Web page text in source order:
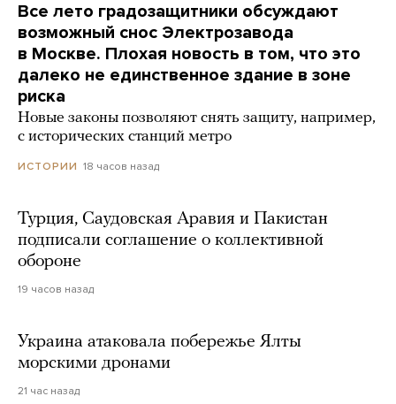
Все лето градозащитники обсуждают
возможный снос Электрозавода
в Москве. Плохая новость в том, что это
далеко не единственное здание в зоне
риска
Новые законы позволяют снять защиту, например,
с исторических станций метро
ИСТОРИИ 18 часов назад
Турция, Саудовская Аравия и Пакистан
подписали соглашение о коллективной
обороне
19 часов назад
Украина атаковала побережье Ялты
морскими дронами
21 час назад